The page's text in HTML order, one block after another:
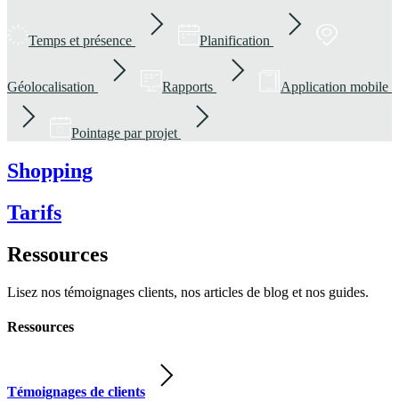
Temps et présence Planification
Géolocalisation Rapports Application mobile
Pointage par projet
Shopping
Tarifs
Ressources
Lisez nos témoignages clients, nos articles de blog et nos guides.
Ressources
Témoignages de clients